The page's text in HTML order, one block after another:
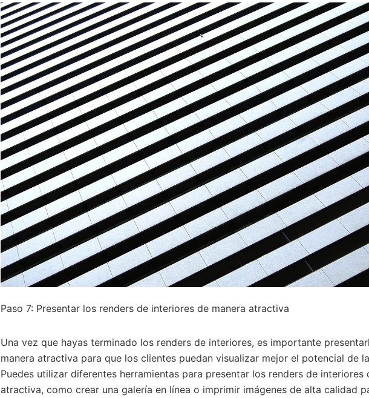
Paso 7: Presentar los renders de interiores de manera atractiva
Una vez que hayas terminado los renders de interiores, es importante
manera atractiva para que los clientes puedan visualizar mejor el potencial de
Puedes utilizar diferentes herramientas para presentar los renders de interiores
atractiva, como crear una galería en línea o imprimir imágenes de alta calidad